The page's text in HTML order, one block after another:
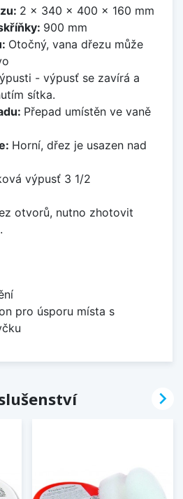
2 x 340 x 400 x 160 mm
900 mm
Otočný, vana dřezu může
- výpusť se zavírá a
sítka.
Přepad umístěn ve vaně
Horní, dřez je usazen nad
výpusť 3 1/2
otvorů, nutno zhotovit
pro úsporu místa s
